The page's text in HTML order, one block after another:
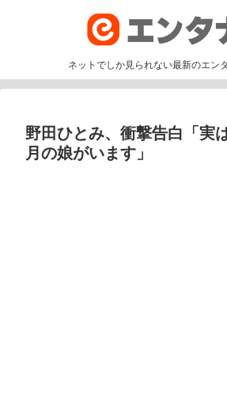
ネットでしか見られない最新のエン
野田ひとみ、衝撃告白「実
月の娘がいます」